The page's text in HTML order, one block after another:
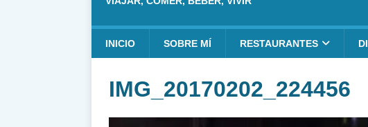
INICIO SOBRE MÍ RESTAURANTES
IMG_20170202_224456